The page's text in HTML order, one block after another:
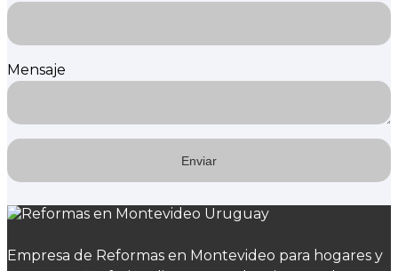
Mensaje
Empresa de Reformas en Montevideo para hogares y